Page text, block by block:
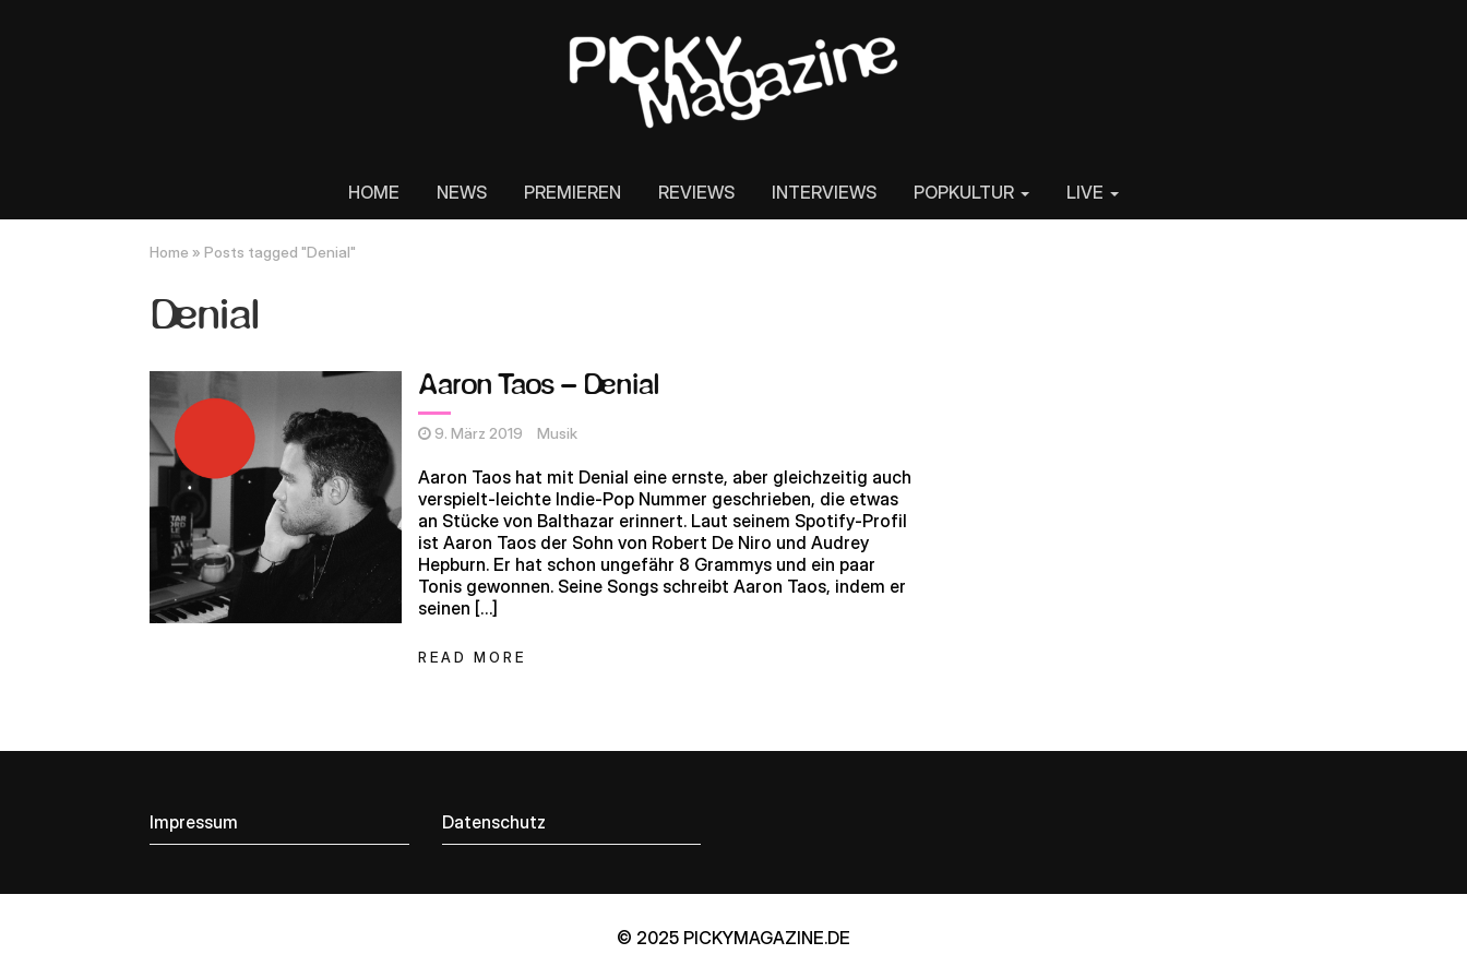
HOME NEWS PREMIEREN REVIEWS INTERVIEWS POPKULTUR LIVE
Home » Posts tagged "Denial"
Denial
Aaron Taos – Denial
9. März 2019 Musik
Aaron Taos hat mit Denial eine ernste, aber gleichzeitig auch
verspielt-leichte Indie-Pop Nummer geschrieben, die etwas
an Stücke von Balthazar erinnert. Laut seinem Spotify-Profil
ist Aaron Taos der Sohn von Robert De Niro und Audrey
Hepburn. Er hat schon ungefähr 8 Grammys und ein paar
Tonis gewonnen. Seine Songs schreibt Aaron Taos, indem er
seinen […]
READ MORE
Impressum Datenschutz
© 2025 PICKYMAGAZINE.DE